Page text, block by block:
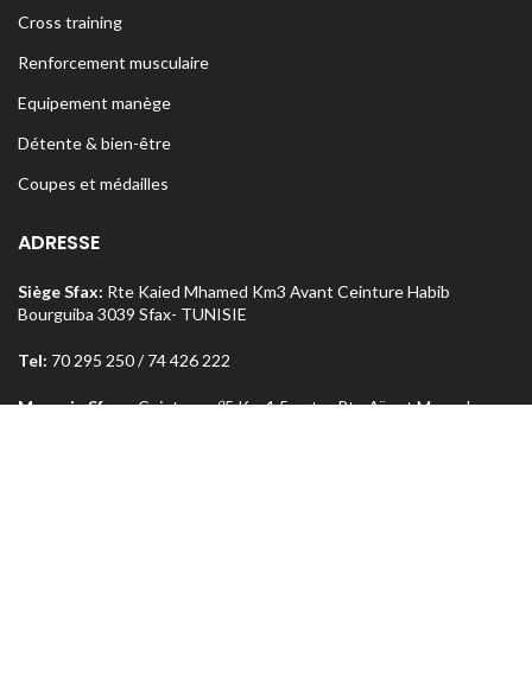
Cross training
Renforcement musculaire
Equipement manège
Détente & bien-être
Coupes et médailles
ADRESSE
Siège Sfax: Rte Kaied Mhamed Km3 Avant Ceinture Habib
Bourguiba 3039 Sfax- TUNISIE
Tel: 70 295 250 / 74 426 222
Magasin Sfax :Ceinture no5 Km 1,5 entre Rte Aïn et Menzel